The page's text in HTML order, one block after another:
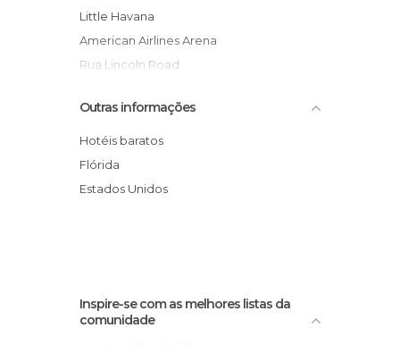
Monumentos Históricos em Miami
Museus em Miami
Praias em Miami
Zoos em Miami
Little Havana
American Airlines Arena
Rua Lincoln Road
Museu de Arte de Miami
WynWood Art District
Brickell
Dolphin Mall
Outras informações
Hotéis baratos
Flórida
Estados Unidos
Inspire-se com as melhores listas da
comunidade